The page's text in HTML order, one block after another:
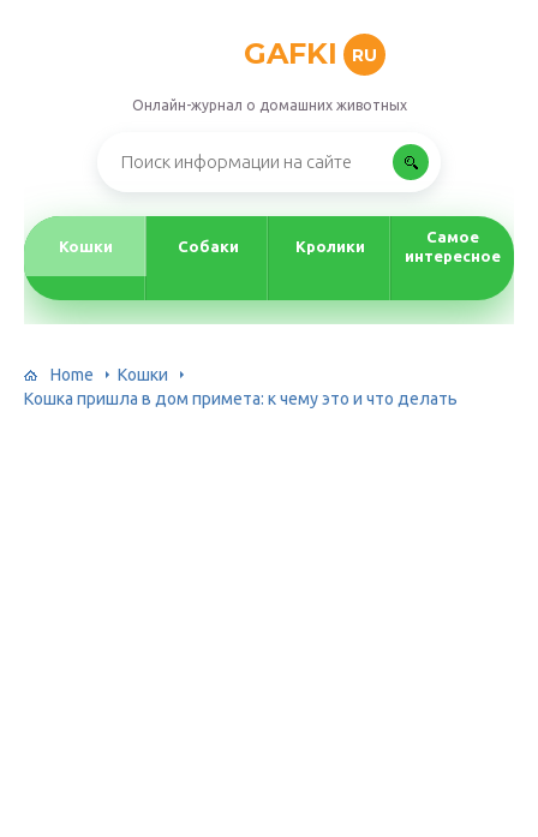
GAFKI RU
Онлайн-журнал о домашних животных
Кошки Собаки Кролики
Самое
интересное
Home
Кошки
Кошка пришла в дом примета: к чему это и что делать